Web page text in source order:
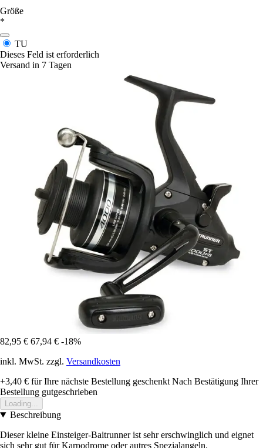
Größe
*
TU
Dieses Feld ist erforderlich
Versand in 7 Tagen
82,95 € 67,94 € -18%
inkl. MwSt. zzgl. Versandkosten
+3,40 € für Ihre nächste Bestellung geschenkt Nach Bestätigung Ihrer
Bestellung gutgeschrieben
Loading...
Beschreibung
Dieser kleine Einsteiger-Baitrunner ist sehr erschwinglich und eignet
sich sehr gut für Karpodrome oder autres Spezialangeln.